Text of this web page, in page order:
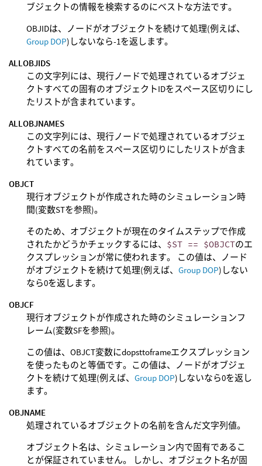
ブジェクトの情報を検索するのにベストな方法です。
OBJIDは、ノードがオブジェクトを続けて処理(例えば、
Group DOP)しないなら-1を返します。
ALLOBJIDS
この文字列には、現行ノードで処理されているオブジェ
クトすべての固有のオブジェクトIDをスペース区切りにし
たリストが含まれています。
ALLOBJNAMES
この文字列には、現行ノードで処理されているオブジェ
クトすべての名前をスペース区切りにしたリストが含ま
れています。
OBJCT
現行オブジェクトが作成された時のシミュレーション時
間(変数STを参照)。
そのため、オブジェクトが現在のタイムステップで作成
されたかどうかチェックするには、 $ST == $OBJCTのエ
クスプレッションが常に使われます。 この値は、ノード
がオブジェクトを続けて処理(例えば、 Group DOP)しない
なら0を返します。
OBJCF
現行オブジェクトが作成された時のシミュレーションフ
レーム(変数SFを参照)。
この値は、OBJCT変数にdopsttoframeエクスプレッション
を使ったものと等価です。この値は、ノードがオブジェ
クトを続けて処理(例えば、 Group DOP)しないなら0を返し
ます。
OBJNAME
処理されているオブジェクトの名前を含んだ文字列値。
オブジェクト名は、シミュレーション内で固有であるこ
とが保証されていません。 しかし、オブジェクト名が固